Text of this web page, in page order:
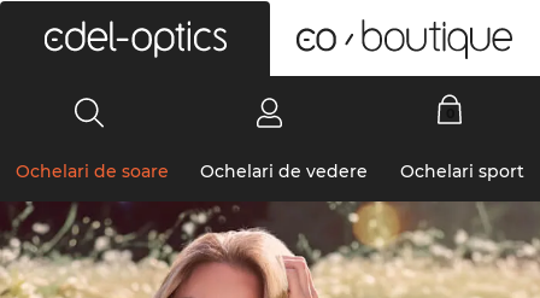
Ochelari de soare Ochelari de vedere Ochelari sport